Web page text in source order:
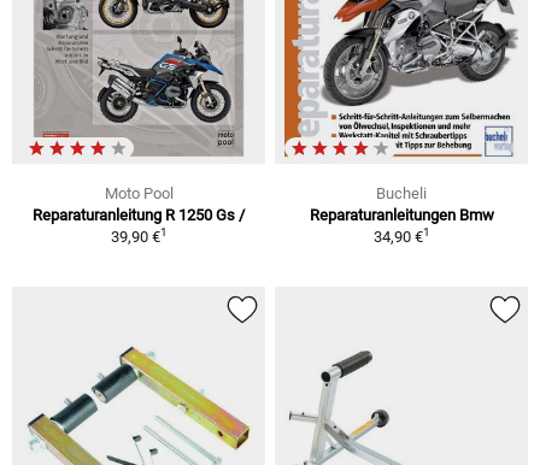
Moto Pool
Reparaturanleitung R 1250 Gs /
39,90 €1
Bucheli
Reparaturanleitungen Bmw
34,90 €1